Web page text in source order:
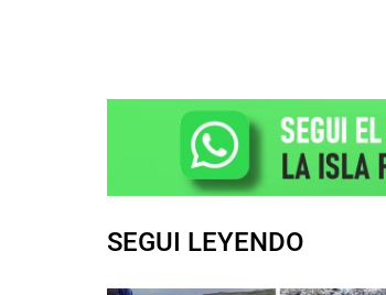
SEGUI LEYENDO